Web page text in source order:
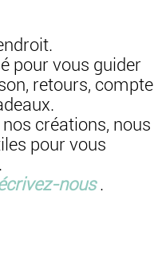
pour vous guider
retours, compte
créations, nous
pour vous
nous.